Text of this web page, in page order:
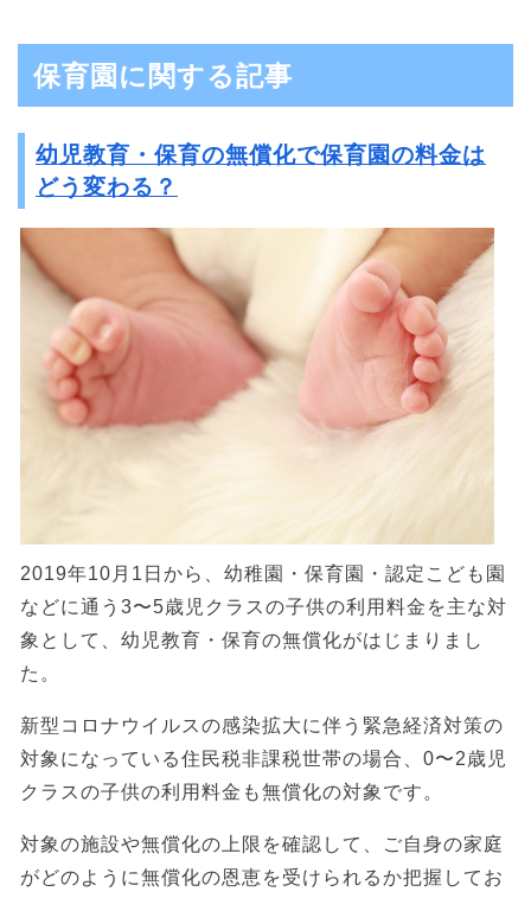
保育園に関する記事
幼児教育・保育の無償化で保育園の料金は
どう変わる？
2019年10月1日から、幼稚園・保育園・認定こども園
などに通う3〜5歳児クラスの子供の利用料金を主な対
象として、幼児教育・保育の無償化がはじまりまし
た。
新型コロナウイルスの感染拡大に伴う緊急経済対策の
対象になっている住民税非課税世帯の場合、0〜2歳児
クラスの子供の利用料金も無償化の対象です。
対象の施設や無償化の上限を確認して、ご自身の家庭
がどのように無償化の恩恵を受けられるか把握してお